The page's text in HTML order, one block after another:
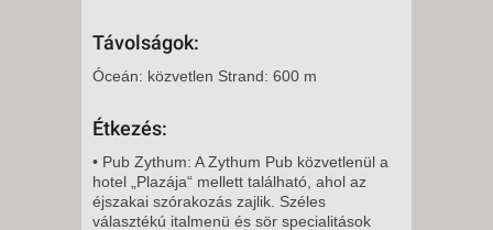
2026. DECEMBER 04., PÉNTEK
2026. DECEMBER 05.,
8 NAP / 7 ÉJSZAKA
2026. DECEMBER 05.,
Távolságok:
Óceán: közvetlen Strand: 600 m
Étkezés:
• Pub Zythum: A Zythum Pub közvetlenül a
hotel „Plazája“ mellett található, ahol az
éjszakai szórakozás zajlik. Széles
választékú italmenü és sör specialitások